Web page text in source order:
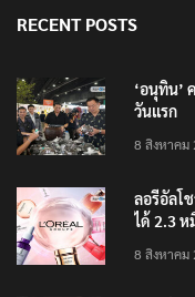
RECENT POSTS
‘อนุทิน’
วันแรก
8 สิงหาคม
ลอรีอัลโ
ได้ 2.3 ห
8 สิงหาคม